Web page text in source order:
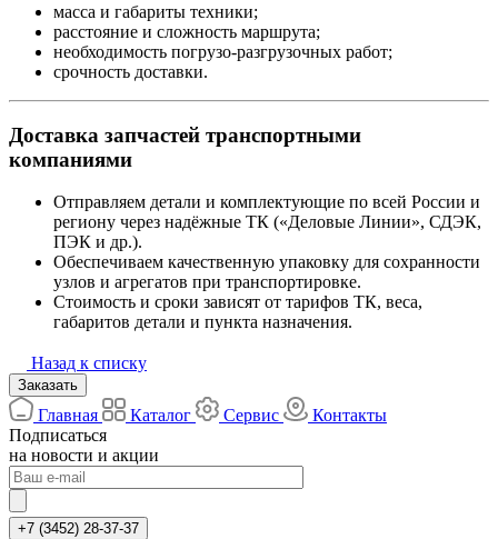
масса и габариты техники;
расстояние и сложность маршрута;
необходимость погрузо-разгрузочных работ;
срочность доставки.
Доставка запчастей транспортными
компаниями
Отправляем детали и комплектующие по всей России и
региону через надёжные ТК («Деловые Линии», СДЭК,
ПЭК и др.).
Обеспечиваем качественную упаковку для сохранности
узлов и агрегатов при транспортировке.
Стоимость и сроки зависят от тарифов ТК, веса,
габаритов детали и пункта назначения.
Назад к списку
Заказать
Главная Каталог Сервис
Контакты
Подписаться
на новости и акции
+7 (3452) 28-37-37